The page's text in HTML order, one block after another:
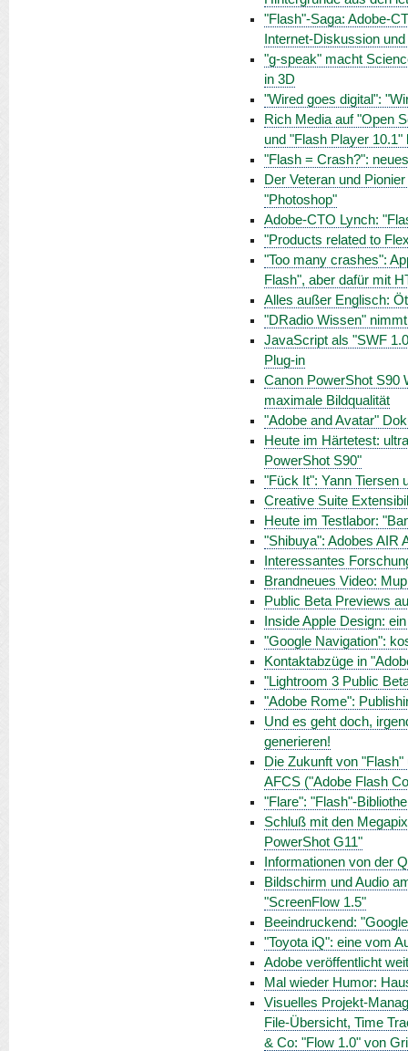
"Flash"-Saga: Adobe-
Internet-Diskussion
"g-speak" macht
in 3D
"Wired goes digital":
Rich Media auf "Open
und "Flash Player
"Flash = Crash?":
Der Veteran und
"Photoshop"
Adobe-CTO Lynch:
"Products related to
"Too many crashes":
Flash", aber dafür mit
Alles außer Englisch:
"DRadio Wissen"
JavaScript als "SWF
Plug-in
Canon PowerShot S90
maximale Bildqualität
"Adobe and Avatar"
Heute im Härtetest:
PowerShot S90"
"Fück It": Yann Tiersen
Creative Suite
Heute im Testlabor:
"Shibuya": Adobes AIR
Interessantes
Brandneues Video:
Public Beta Previews
Inside Apple Design:
"Google Navigation":
Kontaktabzüge in
"Lightroom 3 Public
"Adobe Rome":
Und es geht doch,
generieren!
Die Zukunft von
AFCS ("Adobe Flash
"Flare": "Flash"-
Schluß mit den
PowerShot G11"
Informationen von der
Bildschirm und Audio
"ScreenFlow 1.5"
Beeindruckend:
"Toyota iQ": eine vom
Adobe veröffentlicht
Mal wieder Humor:
Visuelles Projekt-
File-Übersicht, Time
& Co: "Flow 1.0" von